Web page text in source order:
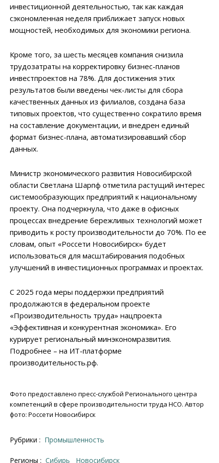
инвестиционной деятельностью, так как каждая
сэкономленная неделя приближает запуск новых
мощностей, необходимых для экономики региона.
Кроме того, за шесть месяцев компания снизила
трудозатраты на корректировку бизнес-планов
инвестпроектов на 78%. Для достижения этих
результатов были введены чек-листы для сбора
качественных данных из филиалов, создана база
типовых проектов, что существенно сократило время
на составление документации, и внедрен единый
формат бизнес-плана, автоматизировавший сбор
данных.
Министр экономического развития Новосибирской
области Светлана Шарпф отметила растущий интерес
системообразующих предприятий к национальному
проекту. Она подчеркнула, что даже в офисных
процессах внедрение бережливых технологий может
приводить к росту производительности до 70%. По ее
словам, опыт «Россети Новосибирск» будет
использоваться для масштабирования подобных
улучшений в инвестиционных программах и проектах.
С 2025 года меры поддержки предприятий
продолжаются в федеральном проекте
«Производительность труда» нацпроекта
«Эффективная и конкурентная экономика». Его
курирует региональный минэкономразвития.
Подробнее – на ИТ-платформе
производительность.рф.
Фото предоставлено пресс-службой Регионального центра
компетенций в сфере производительности труда НСО. Автор
фото: Россети Новосибирск
Рубрики : Промышленность
Регионы : Сибирь Новосибирск